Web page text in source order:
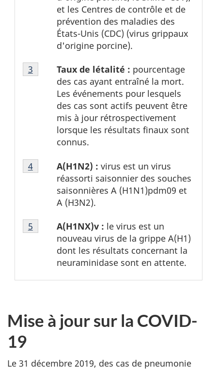
et les Centres de contrôle et de
prévention des maladies des
États-Unis (CDC) (virus grippaux
d'origine porcine).
Tableau
1
Taux de létalité : pourcentage
des cas ayant entraîné la mort.
Les événements pour lesquels
des cas sont actifs peuvent être
mis à jour rétrospectivement
lorsque les résultats finaux sont
connus.
Tableau 1 Retour à la référence de la note de
3
Tableau
1
de
page
A(H1N2) : virus est un virus
réassorti saisonnier des souches
saisonnières A (H1N1)pdm09 et
A (H3N2).
Tableau 1 Retour à la référence de la note de
4
Tableau
1
de
A(H1NX)v : le virus est un
nouveau virus de la grippe A(H1)
dont les résultats concernant la
neuraminidase sont en attente.
Tableau 1 Retour à la référence de la note de
5
Mise à jour sur la COVID-
19
Le 31 décembre 2019, des cas de pneumonie